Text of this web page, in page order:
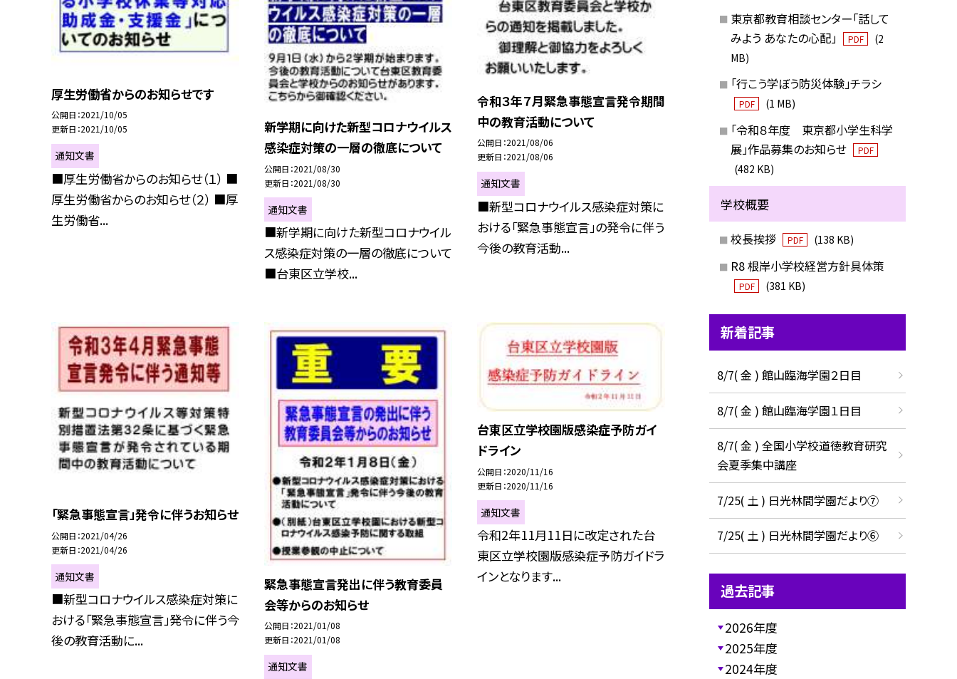
厚生労働省からのお知らせです
公開日 2021/10/05
更新日 2021/10/05
通知文書
■厚生労働省からのお知らせ（１） ■
厚生労働省からのお知らせ（２） ■厚
生労働省...
新学期に向けた新型コロナウイルス
感染症対策の一層の徹底について
公開日 2021/08/30
更新日 2021/08/30
通知文書
■新学期に向けた新型コロナウイル
ス感染症対策の一層の徹底について
■台東区立学校...
令和３年７月緊急事態宣言発令期間
中の教育活動について
公開日 2021/08/06
更新日 2021/08/06
通知文書
■新型コロナウイルス感染症対策に
おける「緊急事態宣言」の発令に伴う
今後の教育活動...
「緊急事態宣言」発令に伴うお知らせ
公開日 2021/04/26
更新日 2021/04/26
通知文書
■新型コロナウイルス感染症対策に
おける「緊急事態宣言」発令に伴う今
後の教育活動に...
緊急事態宣言発出に伴う教育委員
会等からのお知らせ
公開日 2021/01/08
更新日 2021/01/08
通知文書
台東区立学校園版感染症予防ガイ
ドライン
公開日 2020/11/16
更新日 2020/11/16
通知文書
令和2年11月11日に改定された台
東区立学校園版感染症予防ガイドラ
インとなります...
東京都教育相談センター「話して
みよう あなたの心配」
PDF
(2
MB)
「行こう学ぼう防災体験」チラシ
PDF (1 MB)
「令和８年度 東京都小学生科学
展」作品募集のお知らせ
PDF
(482 KB)
学校概要
校長挨拶 PDF (138 KB)
R8 根岸小学校経営方針具体策
PDF (381 KB)
新着記事
8/7( 金 ) 館山臨海学園２日目
8/7( 金 ) 館山臨海学園１日目
8/7( 金 ) 全国小学校道徳教育研究
会夏季集中講座
7/25( 土 ) 日光林間学園だより⑦
7/25( 土 ) 日光林間学園だより⑥
過去記事
2026年度
2025年度
2024年度